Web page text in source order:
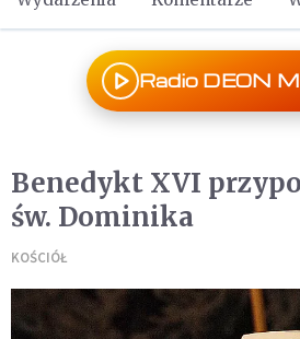
Radio DEON
Benedykt XVI
św. Dominika
KOŚCIÓŁ